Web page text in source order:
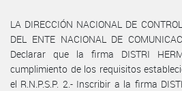
LA DIRECCIÓN NACIONAL DE
DEL ENTE NACIONAL DE
Declarar que la firma DISTRI
cumplimiento de los requisitos
el R.N.P.S.P. 2.- Inscribir a la firma